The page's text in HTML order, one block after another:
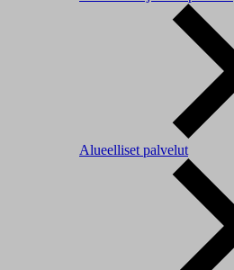
Alueelliset palvelut